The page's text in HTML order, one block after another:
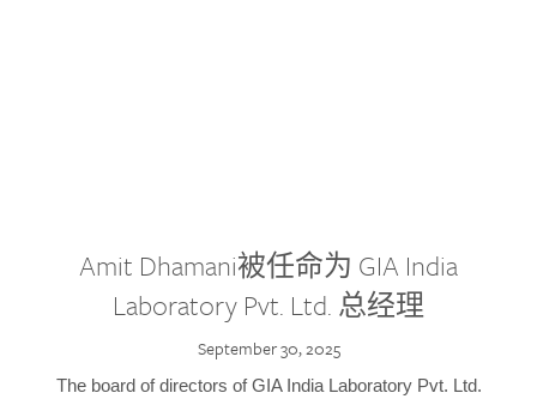
Amit Dhamani被任命为 GIA India
Laboratory Pvt. Ltd. 总经理
September 30, 2025
The board of directors of GIA India Laboratory Pvt. Ltd.